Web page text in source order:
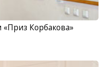
Корбакова»